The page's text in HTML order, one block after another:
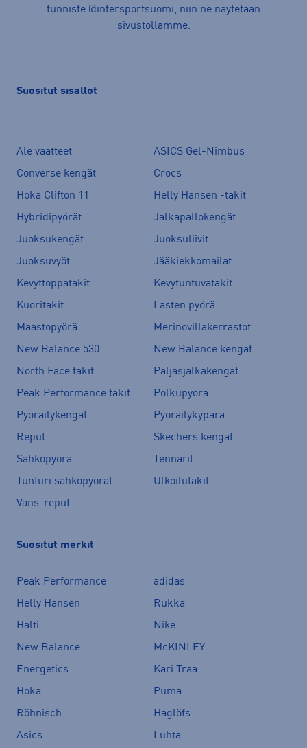
tunniste @intersportsuomi, niin ne näytetään
sivustollamme.
Suositut sisällöt
Ale vaatteet
ASICS Gel-Nimbus
Converse kengät
Crocs
Hoka Clifton 11
Helly Hansen -takit
Hybridipyörät
Jalkapallokengät
Juoksukengät
Juoksuliivit
Juoksuvyöt
Jääkiekkomailat
Kevyttoppatakit
Kevytuntuvatakit
Kuoritakit
Lasten pyörä
Maastopyörä
Merinovillakerrastot
New Balance 530
New Balance kengät
North Face takit
Paljasjalkakengät
Peak Performance takit
Polkupyörä
Pyöräilykengät
Pyöräilykypärä
Reput
Skechers kengät
Sähköpyörä
Tennarit
Tunturi sähköpyörät
Ulkoilutakit
Vans-reput
Suositut merkit
Peak Performance
adidas
Helly Hansen
Rukka
Halti
Nike
New Balance
McKINLEY
Energetics
Kari Traa
Hoka
Puma
Röhnisch
Haglöfs
Asics
Luhta